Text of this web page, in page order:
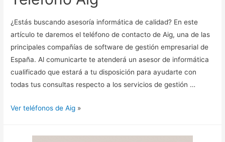
¿Estás buscando asesoría informática de calidad? En este
artículo te daremos el teléfono de contacto de Aig, una de las
principales compañías de software de gestión empresarial de
España. Al comunicarte te atenderá un asesor de informática
cualificado que estará a tu disposición para ayudarte con
todas tus consultas respecto a los servicios de gestión …
Ver teléfonos de Aig »